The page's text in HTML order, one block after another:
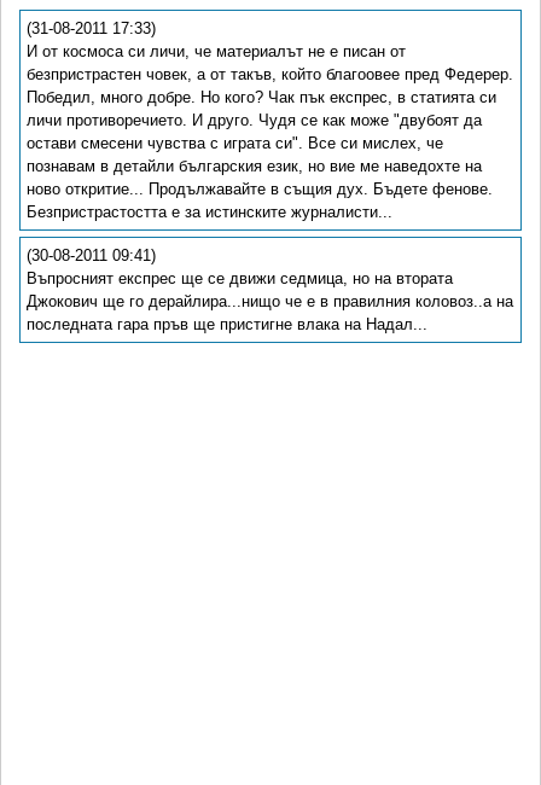
(31-08-2011 17:33)
И от космоса си личи, че материалът не е писан от
безпристрастен човек, а от такъв, който благоовее пред Федерер.
Победил, много добре. Но кого? Чак пък експрес, в статията си
личи противоречието. И друго. Чудя се как може "двубоят да
остави смесени чувства с играта си". Все си мислех, че
познавам в детайли българския език, но вие ме наведохте на
ново откритие... Продължавайте в същия дух. Бъдете фенове.
Безпристрастостта е за истинските журналисти...
(30-08-2011 09:41)
Въпросният експрес ще се движи седмица, но на втората
Джокович ще го дерайлира...нищо че е в правилния коловоз..а на
последната гара пръв ще пристигне влака на Надал...